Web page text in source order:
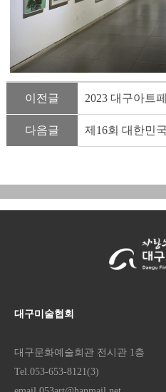
이전글 2023 대구아트
다음글
대구미술협회
대구문화예술회관 전시관 1층
Tel.053-653-8121(3)